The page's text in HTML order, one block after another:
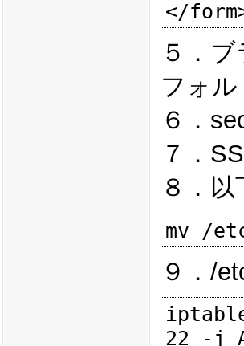
５．
フォ
６．
７．
８．
９．/
22 -j